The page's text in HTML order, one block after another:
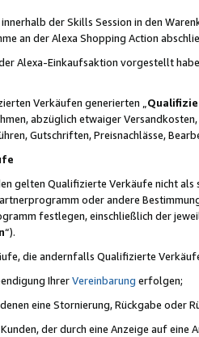
der Skills Session in den
an der Alexa Shopping Action
Alexa-Einkaufsaktion vorgestellt
Verkäufen generierten „
abzüglich etwaiger
Gutschriften, Preisnachlässe,
gelten Qualifizierte Verkäufe nicht
oder andere
festlegen, einschließlich der
“).
die andernfalls Qualifizierte
IhrerVereinbarung erfolgen;
eine Stornierung, Rückgabe oder
der durch eine Anzeige auf